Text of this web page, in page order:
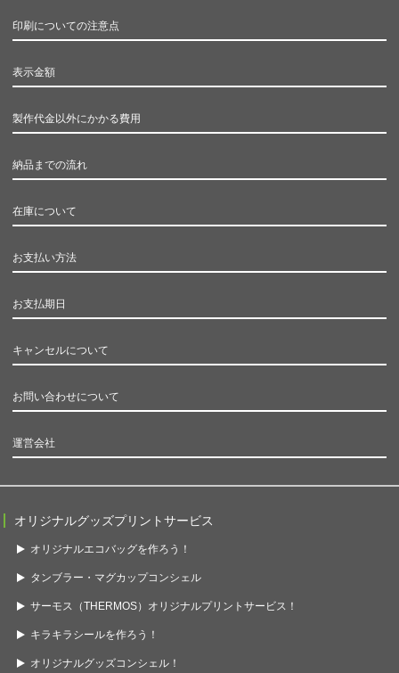
印刷についての注意点
表示金額
製作代金以外にかかる費用
納品までの流れ
在庫について
お支払い方法
お支払期日
キャンセルについて
お問い合わせについて
運営会社
オリジナルグッズプリントサービス
オリジナルエコバッグを作ろう！
タンブラー・マグカップコンシェル
サーモス（THERMOS）オリジナルプリントサービス！
キラキラシールを作ろう！
オリジナルグッズコンシェル！